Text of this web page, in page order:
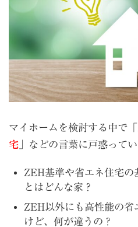
マイホームを検討する中で「
宅 」などの言葉に戸惑って
ZEH基準や省エネ住宅の
とはどんな家？
ZEH以外にも高性能の省
けど、何が違うの？